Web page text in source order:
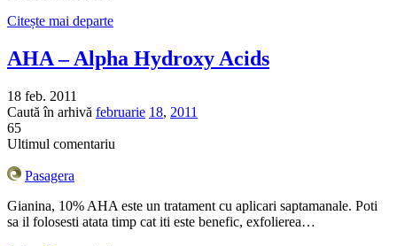
Citește mai departe
AHA – Alpha Hydroxy Acids
18 feb. 2011
Caută în arhivă februarie 18, 2011
65
Ultimul comentariu
Pasagera
Gianina, 10% AHA este un tratament cu aplicari saptamanale. Poti
sa il folosesti atata timp cat iti este benefic, exfolierea…